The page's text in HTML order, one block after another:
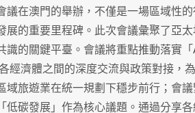
在澳門的舉辦，不僅是一場區域性的
展的重要里程碑。此次會議彙聚了亞
識的關鍵平臺。會議將重點推動落實
經濟體之間的深度交流與政策對接，
域旅遊業在統一規劃下穩步前行；會
低碳發展」作為核心議題。通過分享